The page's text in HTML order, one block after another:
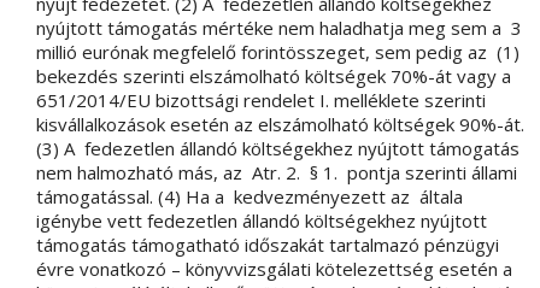
nyújtott támogatás mértéke nem haladhatja meg sem a 3
millió eurónak megfelelő forintösszeget, sem pedig az (1)
bekezdés szerinti elszámolható költségek 70%-át vagy a
651/2014/EU bizottsági rendelet I. melléklete szerinti
kisvállalkozások esetén az elszámolható költségek 90%-át.
(3) A fedezetlen állandó költségekhez nyújtott támogatás
nem halmozható más, az Atr. 2. § 1. pontja szerinti állami
támogatással. (4) Ha a kedvezményezett az általa
igénybe vett fedezetlen állandó költségekhez nyújtott
támogatás támogatható időszakát tartalmazó pénzügyi
évre vonatkozó – könyvvizsgálati kötelezettség esetén a